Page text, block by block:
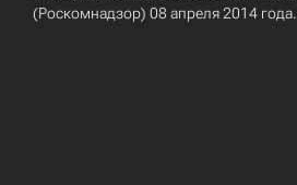
(Роскомнадзор) 08 апреля 2014 года.